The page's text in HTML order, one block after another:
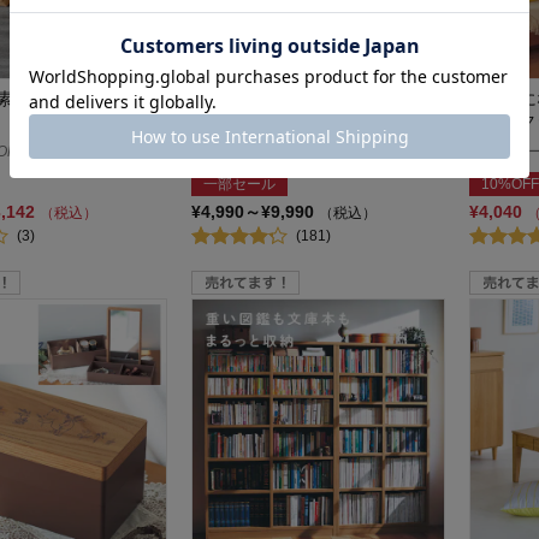
材風持ち手付きバス
DAYS
（税込）
(3)
キューブボックス （奥行３０ｃ
ｍ）
一部セール
¥4,990～¥9,990
（税込）
(181)
抱き枕
キャラ
ディズニ
10%OFF
¥4,040